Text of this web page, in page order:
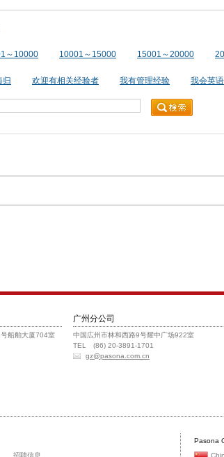
～10000 10001～15000 15001～20000
归 欢迎有相关经验者 我有管理经验 我会英语
船舶大厦704室
广州分公司
中国広州市林和西路9号耀中广场922室
TEL (86) 20-3891-1701
gz@pasona.com.cn
招聘信息
Pasona